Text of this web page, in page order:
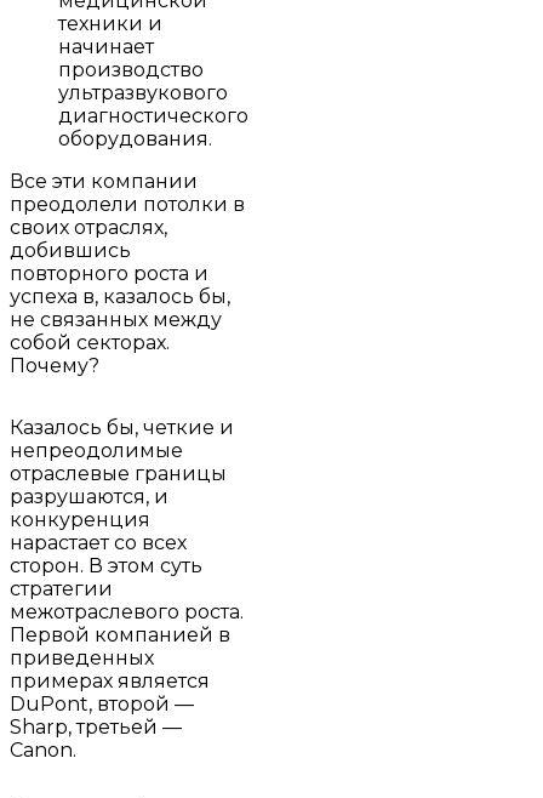
техники и
начинает
производство
ультразвукового
диагностического
оборудования.
Все эти компании
преодолели потолки в
своих отраслях,
добившись
повторного роста и
успеха в, казалось бы,
не связанных между
собой секторах.
Почему?
Казалось бы, четкие и
непреодолимые
отраслевые границы
разрушаются, и
конкуренция
нарастает со всех
сторон. В этом суть
стратегии
межотраслевого роста.
Первой компанией в
приведенных
примерах является
DuPont, второй —
Sharp, третьей —
Canon.